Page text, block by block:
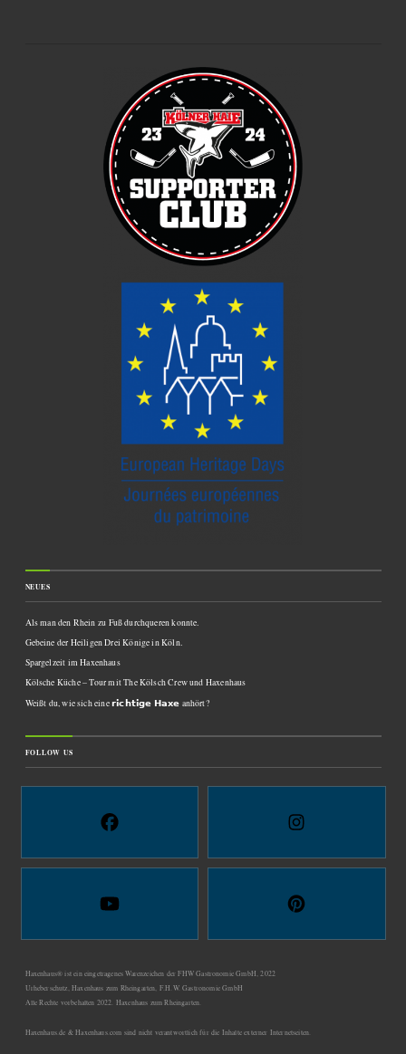
NEUES
Als man den Rhein zu Fuß durchqueren konnte.
Gebeine der Heiligen Drei Könige in Köln.
Spargelzeit im Haxenhaus
Kölsche Küche – Tour mit The Kölsch Crew und Haxenhaus
Weißt du, wie sich eine 𝗿𝗶𝗰𝗵𝘁𝗶𝗴𝗲 𝗛𝗮𝘅𝗲 anhört?
FOLLOW US
Haxenhaus® ist ein eingetragenes Warenzeichen der FHW Gastronomie GmbH, 2022
Urheberschutz, Haxenhaus zum Rheingarten, F.H.W. Gastronomie GmbH
Alle Rechte vorbehalten 2022. Haxenhaus zum Rheingarten.
Haxenhaus.de & Haxenhaus.com sind nicht verantwortlich für die Inhalte externer Internetseiten.